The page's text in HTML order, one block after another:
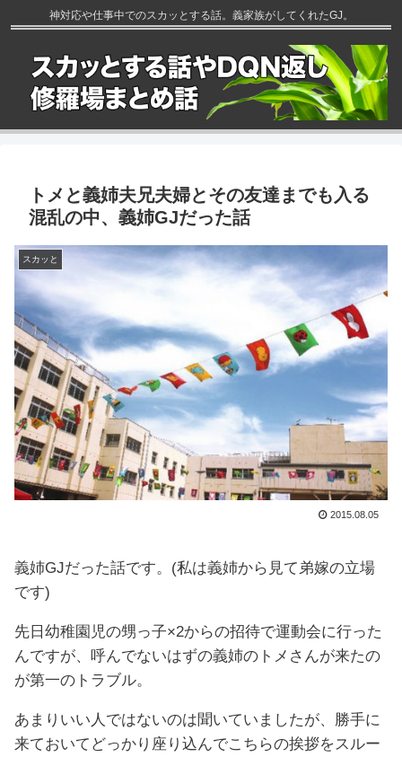
神対応や仕事中でのスカッとする話。義家族がしてくれたGJ。
トメと義姉夫兄夫婦とその友達までも入る
混乱の中、義姉GJだった話
スカッと
2015.08.05
義姉GJだった話です。(私は義姉から見て弟嫁の立場
です)
先日幼稚園児の甥っ子×2からの招待で運動会に行った
んですが、呼んでないはずの義姉のトメさんが来たの
が第一のトラブル。
あまりいい人ではないのは聞いていましたが、勝手に
来ておいてどっかり座り込んでこちらの挨拶をスルー